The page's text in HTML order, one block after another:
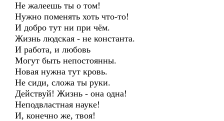
Не жалеешь ты о том!
Нужно поменять хоть что-то!
И добро тут ни при чём.
Жизнь людская - не константа.
И работа, и любовь
Могут быть непостоянны.
Новая нужна тут кровь.
Не сиди, сложа ты руки.
Действуй! Жизнь - она одна!
Неподвластная науке!
И, конечно же, твоя!